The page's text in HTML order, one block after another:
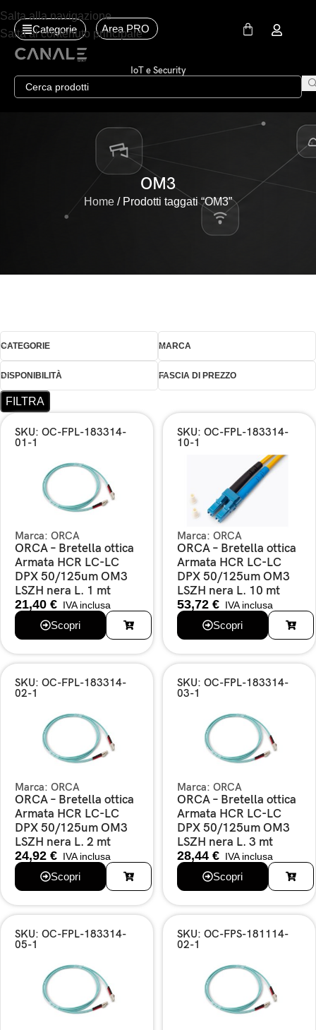
Salta alla navigazione
Salta al contenuto principale
Categorie Area PRO
IoT e Security
OM3
Home Prodotti taggati “OM3”
CATEGORIE MARCA
DISPONIBILITÀ FASCIA DI PREZZO
FILTRA
SKU: OC-FPL-183314-
01-1
Marca: ORCA
ORCA – Bretella ottica
Armata HCR LC-LC
DPX 50/125um OM3
LSZH nera L. 1 mt
21,40 € IVA inclusa
Scopri
SKU: OC-FPL-183314-
10-1
Marca: ORCA
ORCA – Bretella ottica
Armata HCR LC-LC
DPX 50/125um OM3
LSZH nera L. 10 mt
53,72 € IVA inclusa
Scopri
SKU: OC-FPL-183314-
02-1
Marca: ORCA
ORCA – Bretella ottica
Armata HCR LC-LC
DPX 50/125um OM3
LSZH nera L. 2 mt
24,92 € IVA inclusa
Scopri
SKU: OC-FPL-183314-
03-1
Marca: ORCA
ORCA – Bretella ottica
Armata HCR LC-LC
DPX 50/125um OM3
LSZH nera L. 3 mt
28,44 € IVA inclusa
Scopri
SKU: OC-FPL-183314-
05-1
SKU: OC-FPS-181114-
02-1